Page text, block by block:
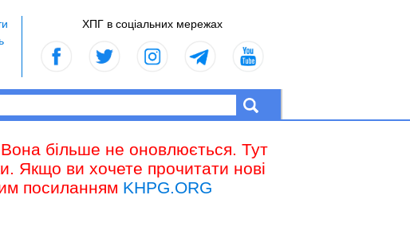
ХПГ в соціальних мережах
більше не оновлюється. Тут
Якщо ви хочете прочитати нові
посиланням KHPG.ORG